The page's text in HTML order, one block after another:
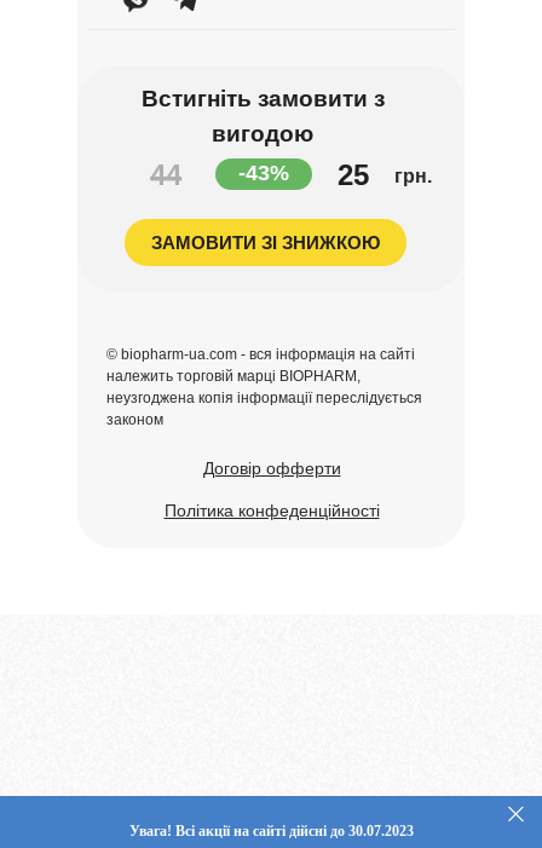
© biopharm-ua.com - вся інформація на сайті
належить торговій марці BIOPHARM,
неузгоджена копія інформації переслідується
законом
Договір офферти
Політика конфеденційності
44 25
ЗАМОВИТИ ЗІ ЗНИЖКОЮ
грн.
Встигніть замовити з
вигодою
-43%
Увага! Всі акції на сайті дійсні до 30.07.2023